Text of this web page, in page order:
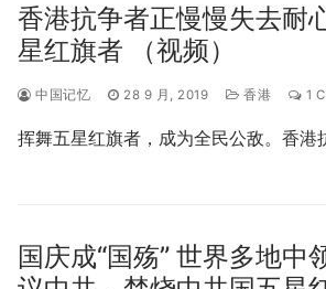
香港抗争者正慢慢失去耐
星红旗者 （视频）
中国记忆 28 9 月, 2019 香港 1
挥舞五星红旗者，成为全民公敌。香
国庆成“国殇” 世界多地中